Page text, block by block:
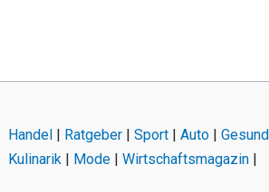
Handel | Ratgeber |Sport |Auto |
Kulinarik | Mode |Wirtschaftsmagazin |